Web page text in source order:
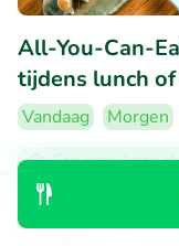
All-You-Can-
tijdens lunch
Vandaag Morgen
Erg populaire
8.9